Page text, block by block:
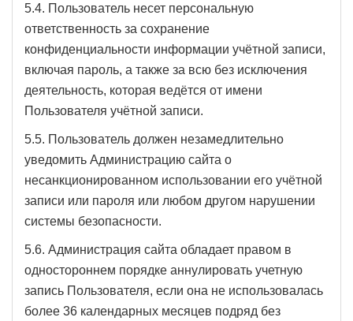
5.4. Пользователь несет персональную
ответственность за сохранение
конфиденциальности информации учётной записи,
включая пароль, а также за всю без исключения
деятельность, которая ведётся от имени
Пользователя учётной записи.
5.5. Пользователь должен незамедлительно
уведомить Администрацию сайта о
несанкционированном использовании его учётной
записи или пароля или любом другом нарушении
системы безопасности.
5.6. Администрация сайта обладает правом в
одностороннем порядке аннулировать учетную
запись Пользователя, если она не использовалась
более 36 календарных месяцев подряд без